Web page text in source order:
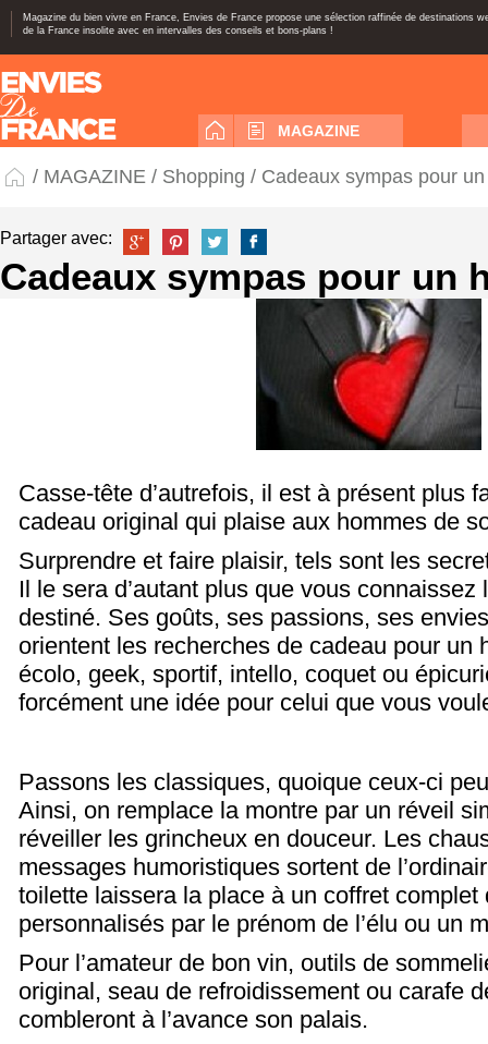
Magazine du bien vivre en France, Envies de France propose une sélection raffinée de destinations
de la France insolite avec en intervalles des conseils et bons-plans !
MAGAZINE
/ MAGAZINE / Shopping / Cadeaux sympas pour
Partager avec:
Cadeaux sympas pour un
Casse-tête d’autrefois, il est à présent plus
cadeau original qui plaise aux hommes de
Surprendre et faire plaisir, tels sont les
Il le sera d’autant plus que vous
destiné. Ses goûts, ses passions, ses
orientent les recherches de cadeau pour un
écolo, geek, sportif, intello, coquet ou
forcément une idée pour celui que vous
Passons les classiques, quoique ceux-ci
Ainsi, on remplace la montre par un réveil
réveiller les grincheux en douceur. Les
messages humoristiques sortent de
toilette laissera la place à un coffret complet
personnalisés par le prénom de l’élu ou un
Pour l’amateur de bon vin, outils de
original, seau de refroidissement ou carafe
combleront à l’avance son palais.